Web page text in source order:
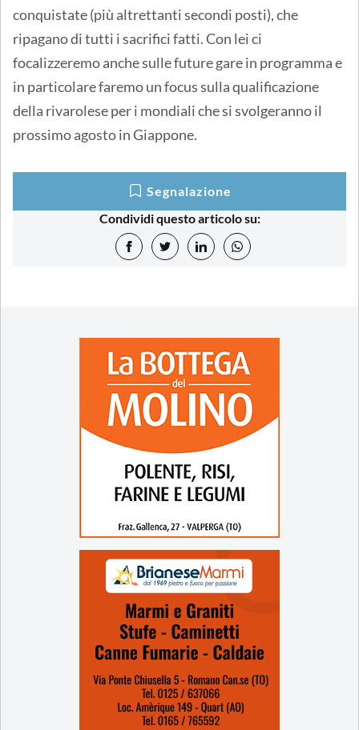
conquistate (più altrettanti secondi posti), che
ripagano di tutti i sacrifici fatti. Con lei ci
focalizzeremo anche sulle future gare in programma e
in particolare faremo un focus sulla qualificazione
della rivarolese per i mondiali che si svolgeranno il
prossimo agosto in Giappone.
Segnalazione
Condividi questo articolo su: